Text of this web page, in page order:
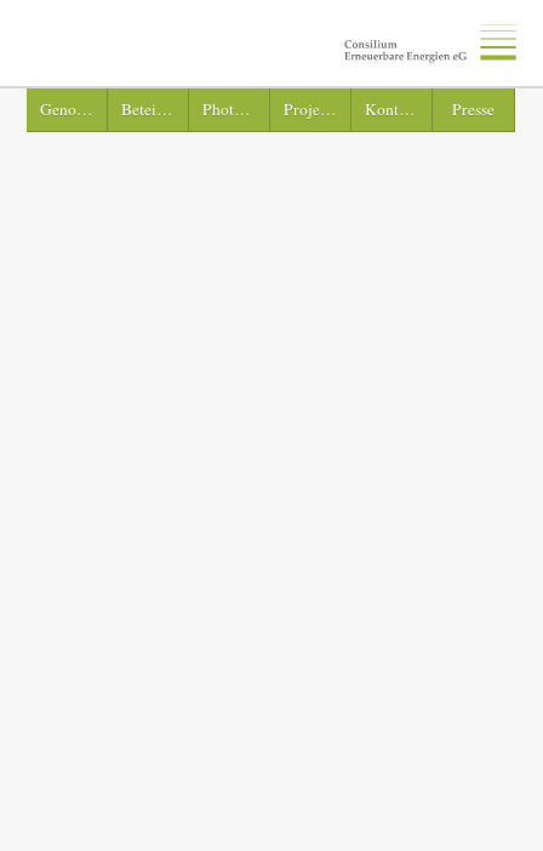
Genossenschaft Beteiligung Photovoltaik Projekte Kontakt Presse